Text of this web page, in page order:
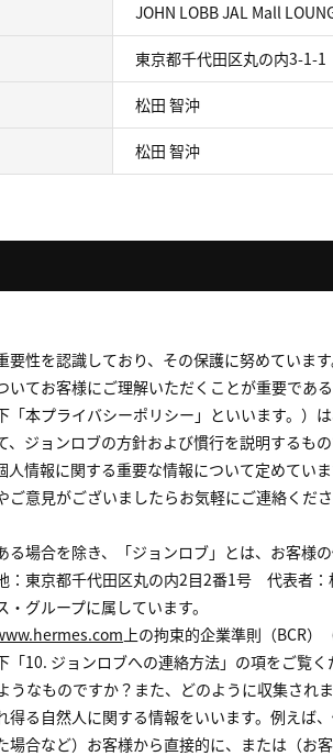
JOHN LOBB JAL Mall
東京都千代田区丸の内3-1-1
松田 智沖
松田 智沖
性を認識しており、その保護に努めてい
てお客様にご理解いただくことが重要である
本プライバシーポリシー」といいます。
ジョンロブの方針および慣行を説明するもの
情報に関する重要な情報について定めていま
意見がございましたらお気軽にご連絡くだ
場合を除き、「ジョンロブ」とは、お客様
：東京都千代田区丸の内2目2番1号 代表者
グループに属しています。
上の拘束的企業準則（BCR
10. ジョンロブへの連絡方法」の項をご覧く
なものですか？また、どのように収集され
る自然人に関する情報をいいます。例えば
合など）お客様から直接的に、または（